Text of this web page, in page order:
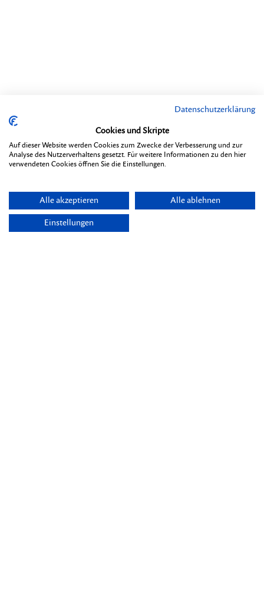
Datenschutzerklärung
Cookies und Skripte
Auf dieser Website werden Cookies zum Zwecke der Verbesserung und zur
Analyse des Nutzerverhaltens gesetzt. Für weitere Informationen zu den hier
verwendeten Cookies öffnen Sie die Einstellungen.
Alle akzeptieren Alle ablehnen
Einstellungen